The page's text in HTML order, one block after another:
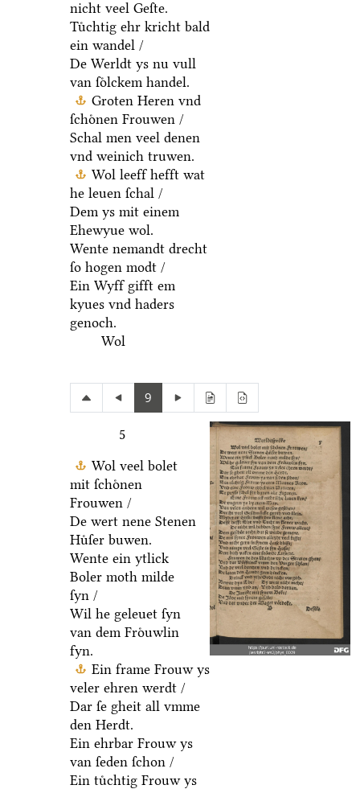
nicht veel Geſte.
Tuͤchtig ehr kricht bald
ein wandel /
De Werldt ys nu vull
van ſoͤlckem handel.
Groten Heren vnd
ſchoͤnen Frouwen /
Schal men veel denen
vnd weinich truwen.
Wol leeff hefft wat
he leuen ſchal /
Dem ys mit einem
Ehewyue wol.
Wente nemandt drecht
ſo hogen modt /
Ein Wyff gifft em
kyues vnd haders
genoch.
Wol
9
5
Wol veel bolet
mit ſchoͤnen
Frouwen /
De wert nene Stenen
Huͤſer buwen.
Wente ein ytlick
Boler moth milde
ſyn /
Wil he geleuet ſyn
van dem Froͤuwlin
fyn.
Ein frame Frouw ys
veler ehren werdt /
Dar ſe gheit all vmme
den Herdt.
Ein ehrbar Frouw ys
van ſeden ſchon /
Ein tuͤchtig Frouw ys